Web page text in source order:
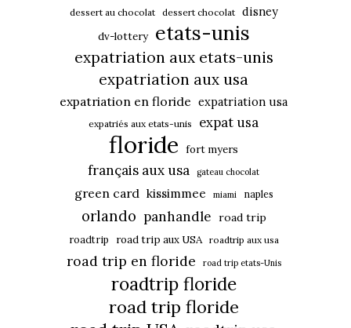
dessert au chocolat dessert chocolat disney
dv-lottery etats-unis
expatriation aux etats-unis
expatriation aux usa
expatriation en floride expatriation usa
expatriés aux etats-unis expat usa
floride fort myers
français aux usa gateau chocolat
green card kissimmee miami naples
orlando panhandle road trip
roadtrip road trip aux USA roadtrip aux usa
road trip en floride road trip etats-Unis
roadtrip floride
road trip floride